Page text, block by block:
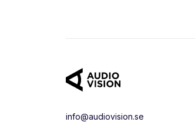
info@audiovision.se